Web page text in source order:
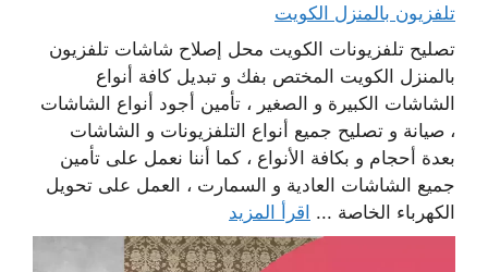
تلفزيون بالمنزل الكويت
تصليح تلفزيونات الكويت محل إصلاح شاشات تلفزيون
بالمنزل الكويت المختص بفك و تبديل كافة أنواع
الشاشات الكبيرة و الصغير ، تأمين أجود أنواع الشاشات
، صيانة و تصليح جميع أنواع التلفزيونات و الشاشات
بعدة أحجام و بكافة الأنواع ، كما أننا نعمل على تأمين
جميع الشاشات العادية و السمارت ، العمل على تحويل
الكهرباء الخاصة ... اقرأ المزيد